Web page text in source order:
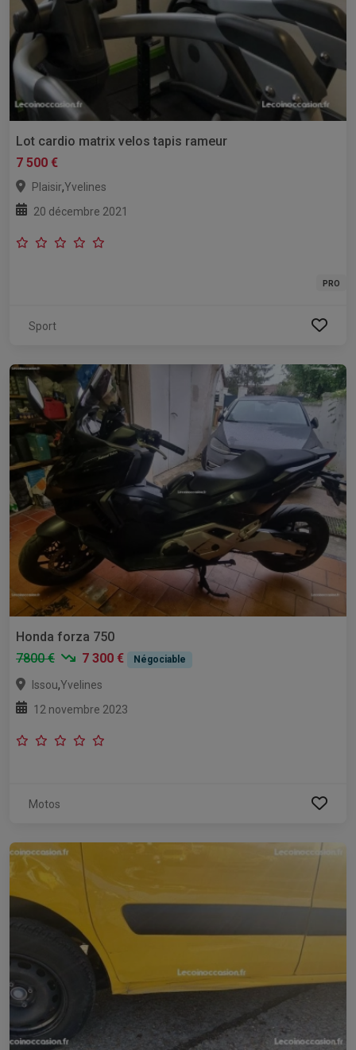
Lot cardio matrix velos tapis rameur
7 500 €
Plaisir,Yvelines
20 décembre 2021
PRO
Sport
Honda forza 750
7800 €
7 300 € Négociable
Issou,Yvelines
12 novembre 2023
Motos